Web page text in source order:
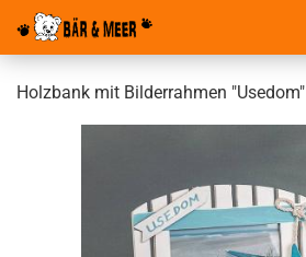
Holzbank mit Bilderrahmen "Usedom"